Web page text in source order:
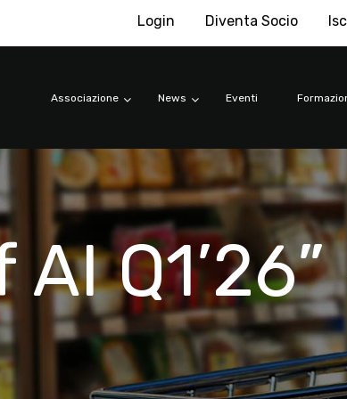
Login Diventa Socio
Associazione News Eventi